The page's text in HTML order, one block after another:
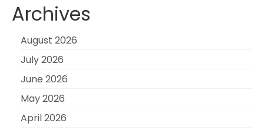
Archives
August 2026
July 2026
June 2026
May 2026
April 2026